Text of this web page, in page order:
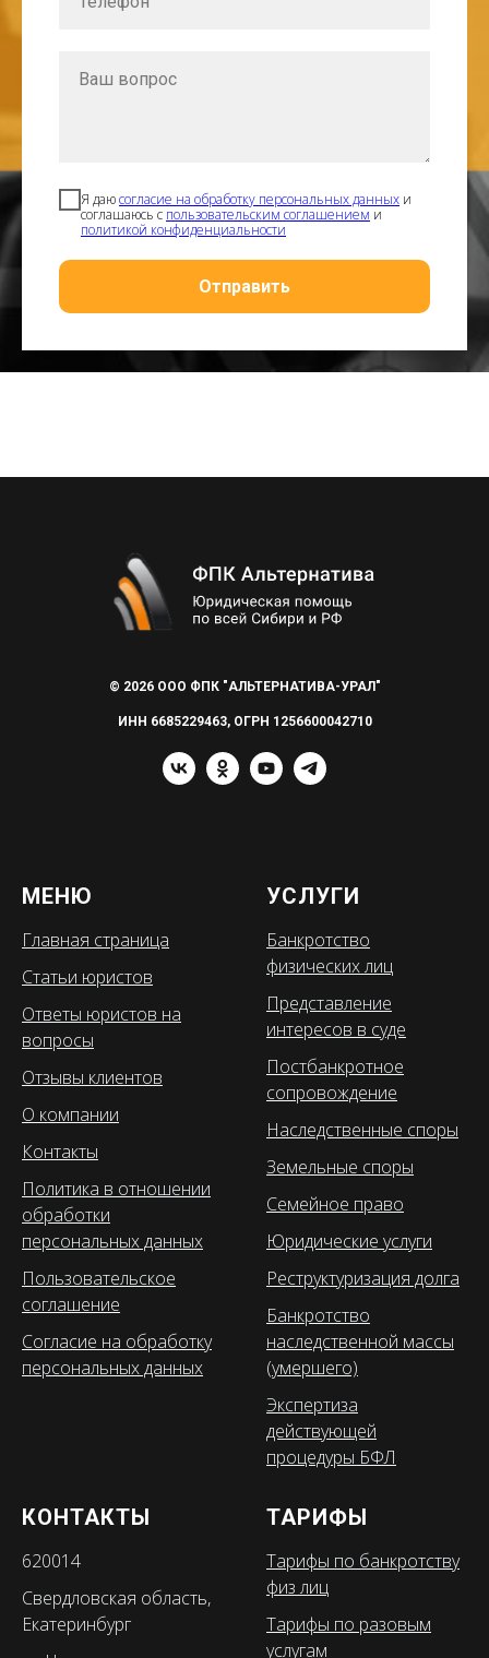
Я даюсогласие на обработку персональных данных и
соглашаюсь с пользовательским соглашением и
политикой конфиденциальности
Отправить
© 2026 ООО ФПК "АЛЬТЕРНАТИВА-УРАЛ"
ИНН 6685229463, ОГРН 1256600042710
МЕНЮ
Главная страница
Статьи юристов
Ответы юристов на
вопросы
Отзывы клиентов
О компании
Контакты
Политика в отношении
обработки
персональных данных
Пользовательское
соглашение
Согласие на обработку
персональных данных
УСЛУГИ
Банкротство
физических лиц
Представление
интересов в суде
Постбанкротное
сопровождение
Наследственные споры
Земельные споры
Семейное право
Юридические услуги
Реструктуризация долга
Банкротство
наследственной массы
(умершего)
Экспертиза
действующей
процедуры БФЛ
КОНТАКТЫ
620014
Свердловская область,
Екатеринбург
ТАРИФЫ
Тарифы по банкротству
физ лиц
Тарифы по разовым
услугам